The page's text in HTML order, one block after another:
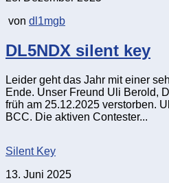
von dl1mgb
DL5NDX silent key
Leider geht das Jahr mit einer
Ende. Unser Freund Uli Berold,
früh am 25.12.2025 verstorben.
BCC. Die aktiven Contester...
Silent Key
13. Juni 2025